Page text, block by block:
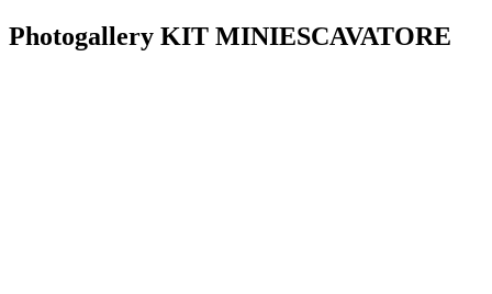
Photogallery KIT MINIESCAVATORE